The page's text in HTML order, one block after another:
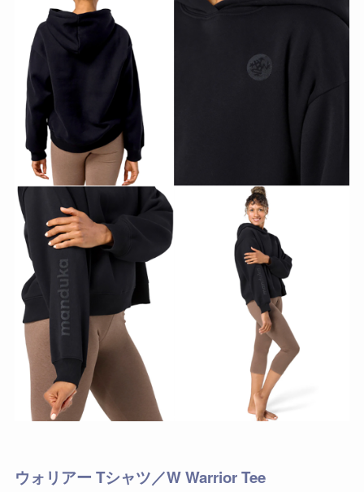
ウォリアー Tシャツ／W Warrior Tee